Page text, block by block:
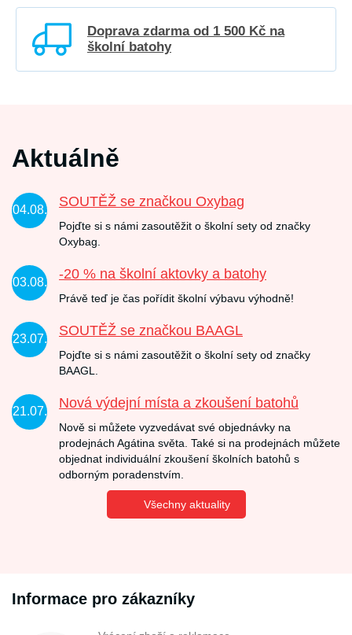
Doprava zdarma od 1 500 Kč na
školní batohy
Aktuálně
04.08.
SOUTĚŽ se značkou Oxybag
Pojďte si s námi zasoutěžit o školní sety od značky
Oxybag.
03.08.
-20 % na školní aktovky a batohy
Právě teď je čas pořídit školní výbavu výhodně!
23.07.
SOUTĚŽ se značkou BAAGL
Pojďte si s námi zasoutěžit o školní sety od značky
BAAGL.
21.07.
Nová výdejní místa a zkoušení batohů
Nově si můžete vyzvedávat své objednávky na
prodejnách Agátina světa. Také si na prodejnách můžete
objednat individuální zkoušení školních batohů s
odborným poradenstvím.
Všechny aktuality
Informace pro zákazníky